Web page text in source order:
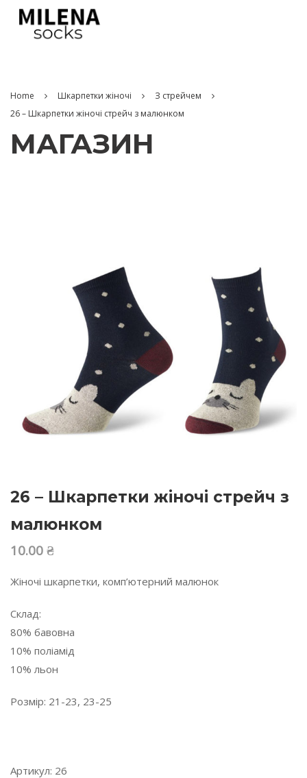
Home Шкарпетки жіночі
З стрейчем
26 – Шкарпетки жіночі стрейч з малюнком
МАГАЗИН
26 – Шкарпетки жіночі стрейч з
малюнком
10.00 ₴
Жіночі шкарпетки, комп’ютерний малюнок
Склад:
80% бавовна
10% поліамід
10% льон
Розмір: 21-23, 23-25
Артикул: 26